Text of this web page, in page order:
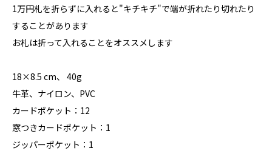
1万円札を折らずに入れると"キチキチ"で端が折れたり切れたり
することがあります
お札は折って入れることをオススメします
18×8.5 cm、 40g
牛革、ナイロン、PVC
カードポケット：12
窓つきカードポケット：1
ジッパーポケット：1